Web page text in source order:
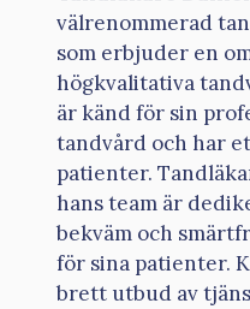
välrenommerad
som erbjuder en
högkvalitativa
är känd för sin
tandvård och har
patienter.
hans team är
bekväm och
för sina patienter.
brett utbud av